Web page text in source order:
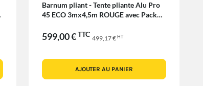
Barnum pliant - Tente pliante Alu Pro
45 ECO 3mx4,5m ROUGE avec Pack
599,00 €TTC
499,17 €HT
AJOUTER AU PANIER